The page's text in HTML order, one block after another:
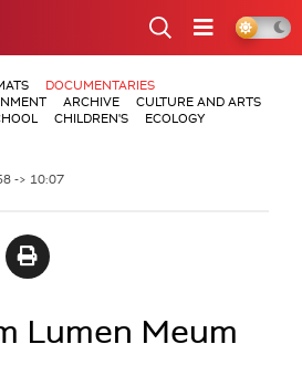
DOCUMENTARIES
ARCHIVE
CULTURE AND ARTS
CHILDREN'S ECOLOGY
-> 10:07
Lumen Meum